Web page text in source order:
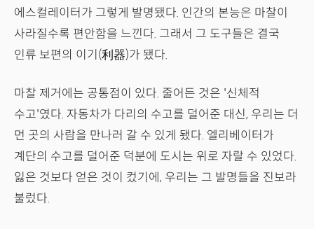
에스컬레이터가 그렇게 발명됐다. 인간의 본능은 마찰이
사라질수록 편안함을 느낀다. 그래서 그 도구들은 결국
인류 보편의 이기(利器)가 됐다.
마찰 제거에는 공통점이 있다. 줄어든 것은 '신체적
수고'였다. 자동차가 다리의 수고를 덜어준 대신, 우리는 더
먼 곳의 사람을 만나러 갈 수 있게 됐다. 엘리베이터가
계단의 수고를 덜어준 덕분에 도시는 위로 자랄 수 있었다.
잃은 것보다 얻은 것이 컸기에, 우리는 그 발명들을 진보라
불렀다.